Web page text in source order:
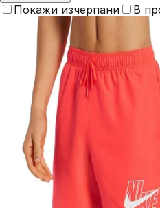
Покажи изчерпани В